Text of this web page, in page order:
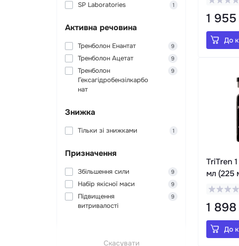
SP Laboratories 1
Активна речовина
Тренболон Eнантат 9
Тренболон Ацетат 9
Тренболон
Гексагідробензілкарбо
нат
9
Знижка
Тільки зі знижками 1
Призначення
Збільшення сили 9
Набір якісної маси 9
Підвищення
витривалості
9
Скасувати
1
До
TriTren
мл (225
1
До